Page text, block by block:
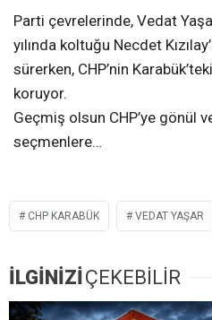
Parti çevrelerinde, Vedat
yılında koltuğu Necdet
sürerken, CHP’nin
koruyor.
Geçmiş olsun CHP’ye gönül
seçmenlere…
CHP KARABÜK VEDAT YAŞAR
İLGİNİZİÇEKEBİLİR